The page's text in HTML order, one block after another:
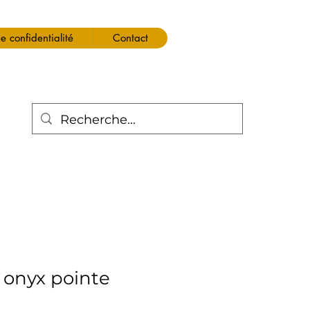
confidentialité Contact
pointe